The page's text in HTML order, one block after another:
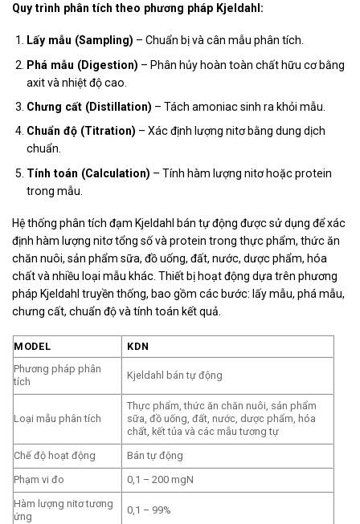
Quy trình phân tích theo phương pháp Kjeldahl:
Lấy mẫu (Sampling) – Chuẩn bị và cân mẫu phân tích.
Phá mẫu (Digestion) – Phân hủy hoàn toàn chất hữu cơ bằng
axit và nhiệt độ cao.
Chưng cất (Distillation) – Tách amoniac sinh ra khỏi mẫu.
Chuẩn độ (Titration) – Xác định lượng nitơ bằng dung dịch
chuẩn.
Tính toán (Calculation) – Tính hàm lượng nitơ hoặc protein
trong mẫu.
Hệ thống phân tích đạm Kjeldahl bán tự động được sử dụng để xác
định hàm lượng nitơ tổng số và protein trong thực phẩm, thức ăn
chăn nuôi, sản phẩm sữa, đồ uống, đất, nước, dược phẩm, hóa
chất và nhiều loại mẫu khác. Thiết bị hoạt động dựa trên phương
pháp Kjeldahl truyền thống, bao gồm các bước: lấy mẫu, phá mẫu,
chưng cất, chuẩn độ và tính toán kết quả.
MODEL
KDN
Phương pháp phân
tích
Kjeldahl bán tự động
Loại mẫu phân tích
Thực phẩm, thức ăn chăn nuôi, sản phẩm
sữa, đồ uống, đất, nước, dược phẩm, hóa
chất, kết tủa và các mẫu tương tự
Chế độ hoạt động
Bán tự động
Phạm vi đo
0,1 – 200 mgN
Hàm lượng nitơ tương
ứng
0,1 – 99%